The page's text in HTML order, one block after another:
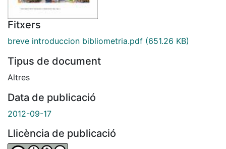
Fitxers
breve introduccion bibliometria.pdf (651.26 KB)
Tipus de document
Altres
Data de publicació
2012-09-17
Llicència de publicació